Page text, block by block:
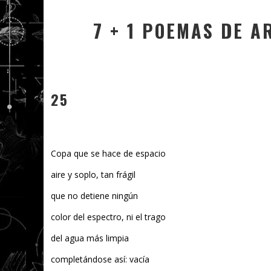
7 + 1 POEMAS DE
25
Copa que se hace de espacio
aire y soplo, tan frágil
que no detiene ningún
color del espectro, ni el trago
del agua más limpia
completándose así: vacía